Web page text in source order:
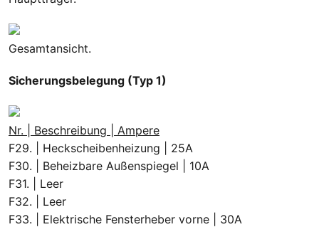
Gesamtansicht.
Sicherungsbelegung (Typ 1)
Nr. | Beschreibung | Ampere
F29. | Heckscheibenheizung | 25A
F30. | Beheizbare Außenspiegel | 10A
F31. | Leer
F32. | Leer
F33. | Elektrische Fensterheber vorne | 30A